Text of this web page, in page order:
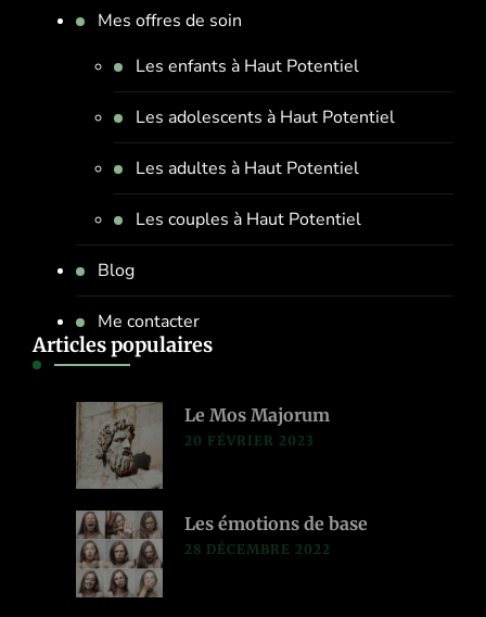
Mes offres de soin
Les enfants à Haut Potentiel
Les adolescents à Haut Potentiel
Les adultes à Haut Potentiel
Les couples à Haut Potentiel
Blog
Me contacter
Articles populaires
Le Mos Majorum
20 FÉVRIER 2023
Les émotions de base
28 DÉCEMBRE 2022